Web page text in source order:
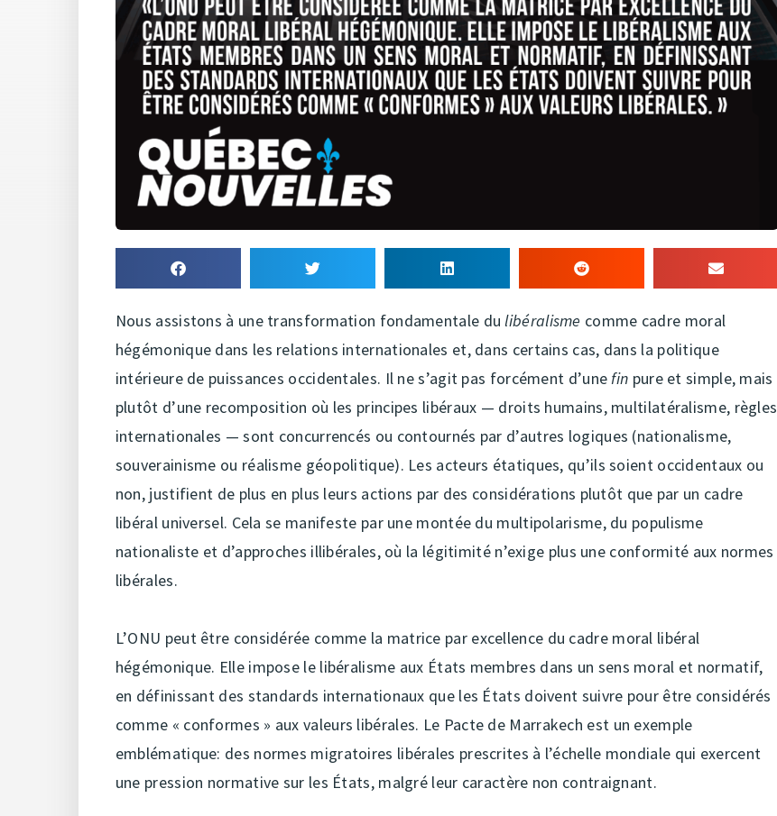
Nous assistons à une transformation fondamentale dulibéralisme comme cadre moral
hégémonique dans les relations internationales et, dans certains cas, dans la politique
intérieure de puissances occidentales. Il ne s’agit pas forcément d’unefin pure et simple, mais
plutôt d’une recomposition où les principes libéraux — droits humains, multilatéralisme, règles
internationales — sont concurrencés ou contournés par d’autres logiques (nationalisme,
souverainisme ou réalisme géopolitique). Les acteurs étatiques, qu’ils soient occidentaux ou
non, justifient de plus en plus leurs actions par des considérations plutôt que par un cadre
libéral universel. Cela se manifeste par une montée du multipolarisme, du populisme
nationaliste et d’approches illibérales, où la légitimité n’exige plus une conformité aux normes
libérales.
L’ONU peut être considérée comme la matrice par excellence du cadre moral libéral
hégémonique. Elle impose le libéralisme aux États membres dans un sens moral et normatif,
en définissant des standards internationaux que les États doivent suivre pour être considérés
comme « conformes » aux valeurs libérales. Le Pacte de Marrakech est un exemple
emblématique: des normes migratoires libérales prescrites à l’échelle mondiale qui exercent
une pression normative sur les États, malgré leur caractère non contraignant.